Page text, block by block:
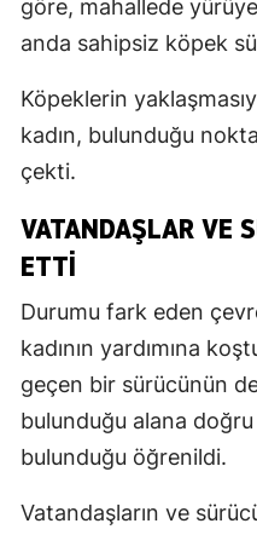
göre, mahallede
anda sahipsiz köpek
Köpeklerin
kadın, bulunduğu
çekti.
VATANDAŞLAR VE
ETTI
Durumu fark eden
kadının yardımına
geçen bir sürücünün
bulunduğu alana
bulunduğu öğrenildi.
Vatandaşların ve